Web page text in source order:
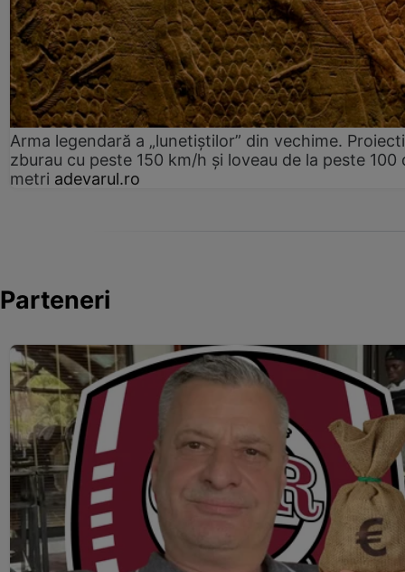
Arma legendară a „lunetiștilor” din vechime.
zburau cu peste 150 km/h și loveau de la peste 100
metri adevarul.ro
Parteneri